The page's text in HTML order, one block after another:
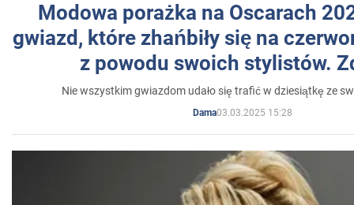
Modowa porażka na Oscarach
gwiazd, które zhańbiły się na
z powodu swoich stylistów.
Nie wszystkim gwiazdom udało się trafić w dziesiątkę ze
Dama03.03.2025 15:28